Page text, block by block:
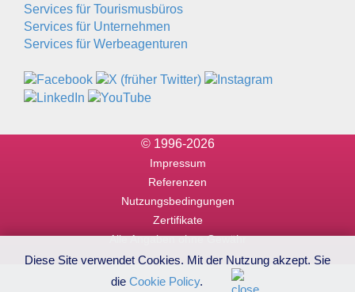
Services für Tourismusbüros
Services für Unternehmen
Services für Werbeagenturen
© 1996-2026
Impressum
Referenzen
Nutzungsbedingungen
Zertifikate
Alle Angaben ohne Gewähr
Diese Site verwendet Cookies. Mit der Nutzung akzept. Sie
die Cookie Policy.